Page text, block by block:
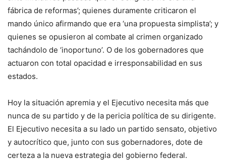
fábrica de reformas’; quienes duramente criticaron el
mando único afirmando que era ‘una propuesta simplista’; y
quienes se opusieron al combate al crimen organizado
tachándolo de ‘inoportuno’. O de los gobernadores que
actuaron con total opacidad e irresponsabilidad en sus
estados.
Hoy la situación apremia y el Ejecutivo necesita más que
nunca de su partido y de la pericia política de su dirigente.
El Ejecutivo necesita a su lado un partido sensato, objetivo
y autocrítico que, junto con sus gobernadores, dote de
certeza a la nueva estrategia del gobierno federal.